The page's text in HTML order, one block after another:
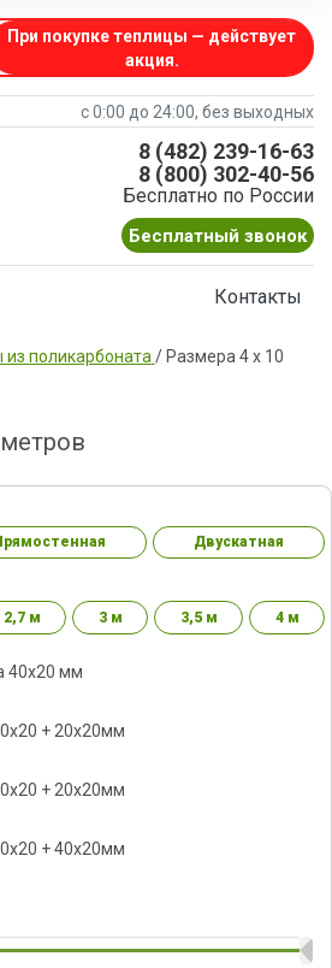
При покупке теплицы — действует
акция.
с 0:00 до 24:00, без выходных
8 (482) 239-16-63
8 (800) 302-40-56
Бесплатно по России
Бесплатный звонок
Контакты
поликарбоната / Размера 4 х 10
Двускатная
2,7 м 3 м 3,5 м 4 м
40х20 мм
+ 20х20мм
+ 20х20мм
+ 40х20мм